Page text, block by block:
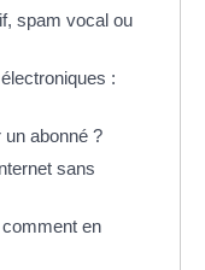
spam vocal ou
:
abonné ?
sans
en